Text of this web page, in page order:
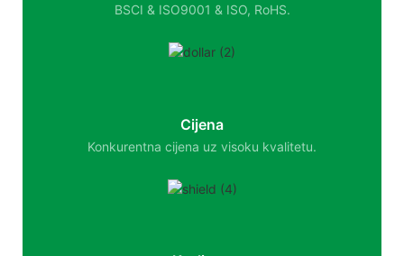
BSCI & ISO9001 & ISO, RoHS.
Cijena
Konkurentna cijena uz visoku kvalitetu.